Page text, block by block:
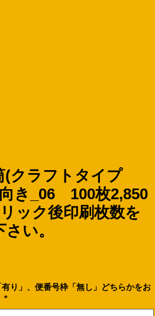
(クラフトタイプ
き_06 100枚2,850
ック後印刷枚数を
い。
り」、便番号枠「無し」どちらかをお
*